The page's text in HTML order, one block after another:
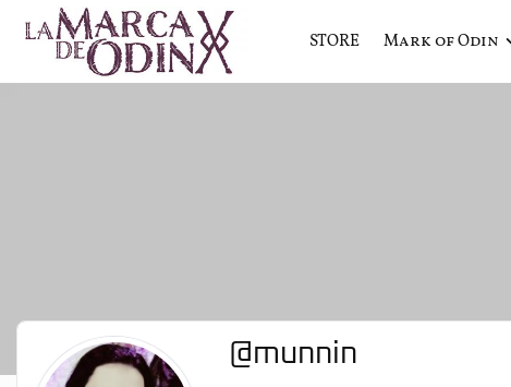
La Marca
La saga literaria transmedia
STORE Mark of Odin
@munnin